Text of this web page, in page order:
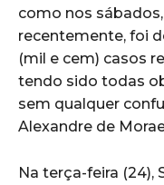
como nos
recentemente, foi
(mil e cem) casos
tendo sido todas
sem qualquer
Alexandre de
Na terça-feira (24),